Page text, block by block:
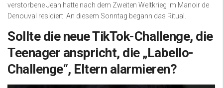
verstorbene Jean hatte nach dem Zweiten Weltkrieg im Manoir de
Denouval residiert. An diesem Sonntag begann das Ritual.
Sollte die neue TikTok-Challenge, die
Teenager anspricht, die „Labello-
Challenge“, Eltern alarmieren?